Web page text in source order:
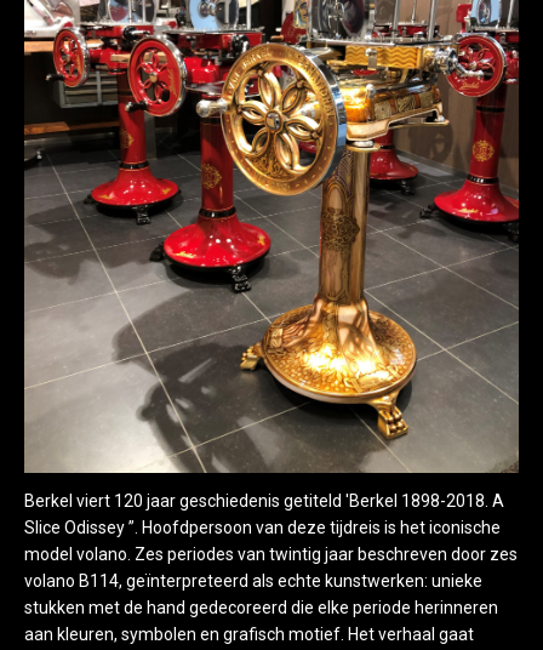
Berkel viert 120 jaar geschiedenis getiteld 'Berkel 1898-2018. A
Slice Odissey ”. Hoofdpersoon van deze tijdreis is het iconische
model volano. Zes periodes van twintig jaar beschreven door zes
volano B114, geïnterpreteerd als echte kunstwerken: unieke
stukken met de hand gedecoreerd die elke periode herinneren
aan kleuren, symbolen en grafisch motief. Het verhaal gaat